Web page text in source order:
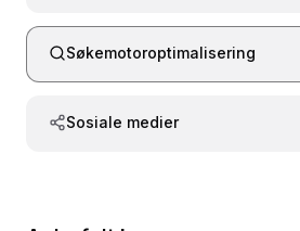
Søkemotoroptimalisering
Sosiale medier